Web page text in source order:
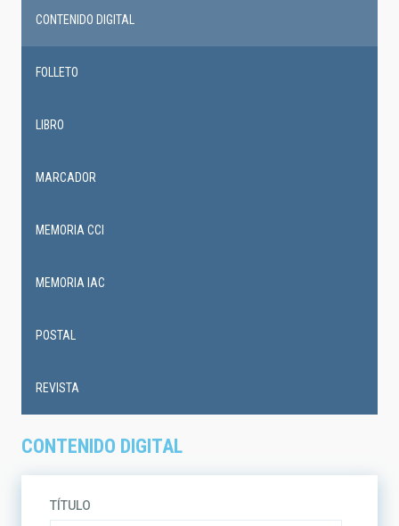
CONTENIDO DIGITAL
TÍTULO
CONTENIDO DIGITAL
FOLLETO
LIBRO
MARCADOR
MEMORIA CCI
MEMORIA IAC
POSTAL
REVISTA